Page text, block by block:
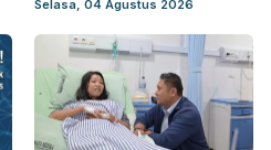
Selasa, 04 Agustus 2026